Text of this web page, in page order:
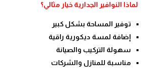
لماذا النوافير الجدارية خيار مثالي؟
توفير المساحة بشكل كبير
إضافة لمسة ديكورية راقية
سهولة التركيب والصيانة
مناسبة للمنازل والشركات